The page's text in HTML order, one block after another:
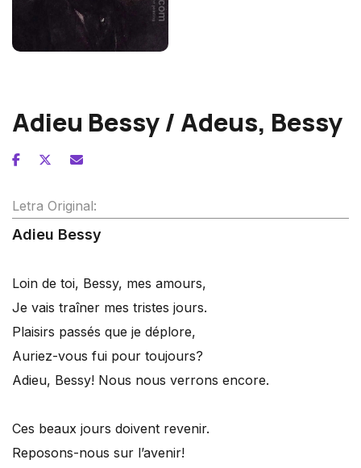
Adieu Bessy / Adeus, Bessy
Letra Original:
Adieu Bessy
Loin de toi, Bessy, mes amours,
Je vais traîner mes tristes jours.
Plaisirs passés que je déplore,
Auriez-vous fui pour toujours?
Adieu, Bessy! Nous nous verrons encore.
Ces beaux jours doivent revenir.
Reposons-nous sur l’avenir!